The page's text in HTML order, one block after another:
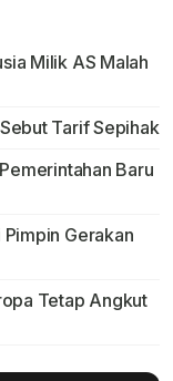
Milik AS Malah
Tarif Sepihak
Baru
Gerakan
Tetap Angkut